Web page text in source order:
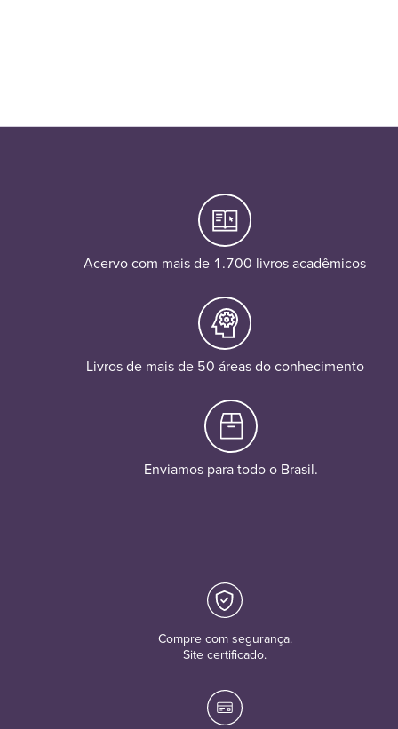
Acervo com mais de 1.700 livros acadêmicos
Livros de mais de 50 áreas do conhecimento
Enviamos para todo o Brasil.
Compre com segurança.
Site certificado.